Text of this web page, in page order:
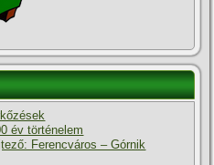
év történelem
Ferencváros – Górnik